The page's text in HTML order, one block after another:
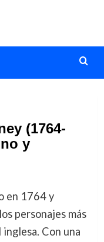
(1764-
y
en 1764 y
personajes más
Con una